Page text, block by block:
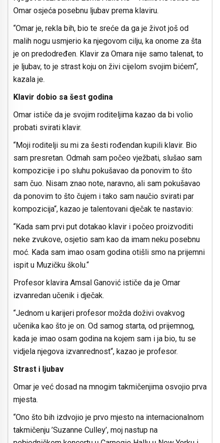
Omar osjeća posebnu ljubav prema klaviru.
“Omar je, rekla bih, bio te sreće da ga je život još od
malih nogu usmjerio ka njegovom cilju, ka onome za šta
je on predodređen. Klavir za Omara nije samo talenat, to
je ljubav, to je strast koju on živi cijelom svojim bićem“,
kazala je.
Klavir dobio sa šest godina
Omar ističe da je svojim roditeljima kazao da bi volio
probati svirati klavir.
“Moji roditelji su mi za šesti rođendan kupili klavir. Bio
sam presretan. Odmah sam počeo vježbati, slušao sam
kompozicije i po sluhu pokušavao da ponovim to što
sam čuo. Nisam znao note, naravno, ali sam pokušavao
da ponovim to što čujem i tako sam naučio svirati par
kompozicija“, kazao je talentovani dječak te nastavio:
“Kada sam prvi put dotakao klavir i počeo proizvoditi
neke zvukove, osjetio sam kao da imam neku posebnu
moć. Kada sam imao osam godina otišli smo na prijemni
ispit u Muzičku školu.“
Profesor klavira Amsal Ganović ističe da je Omar
izvanredan učenik i dječak.
“Jednom u karijeri profesor možda doživi ovakvog
učenika kao što je on. Od samog starta, od prijemnog,
kada je imao osam godina na kojem sam i ja bio, tu se
vidjela njegova izvanrednost“, kazao je profesor.
Strast i ljubav
Omar je već dosad na mnogim takmičenjima osvojio prva
mjesta.
“Ono što bih izdvojio je prvo mjesto na internacionalnom
takmičenju ’Suzanne Culley’, moj nastup na